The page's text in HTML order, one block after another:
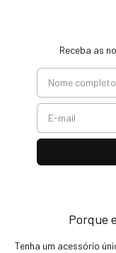
Receba as
Porque
Tenha um acessório